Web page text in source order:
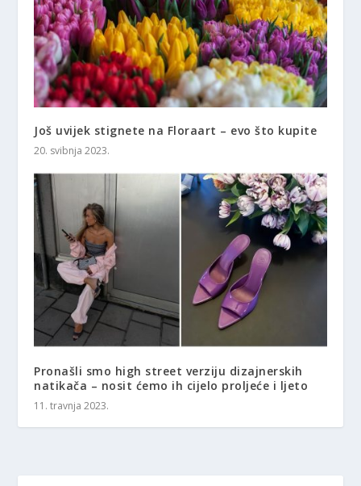
Još uvijek stignete na Floraart – evo što kupite
20. svibnja 2023.
Pronašli smo high street verziju dizajnerskih
natikača – nosit ćemo ih cijelo proljeće i ljeto
11. travnja 2023.